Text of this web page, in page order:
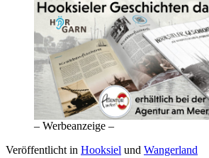
– Werbeanzeige –
Veröffentlicht in Hooksiel und Wangerland